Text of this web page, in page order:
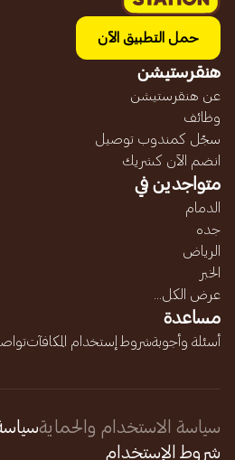
حمل التطبيق الآن
هنقرستيشن
عن هنقرستيشن
وظائف
سجّل كمندوب توصيل
انضم الآن كشريك
متواجدين في
الدمام
جده
الرياض
الخبر
عرض الكل...
مساعدة
أسئلة وأجوبةشروط إستخدام المكافآت
سياسة الاستخدام والحماية
شروط الإستخدام